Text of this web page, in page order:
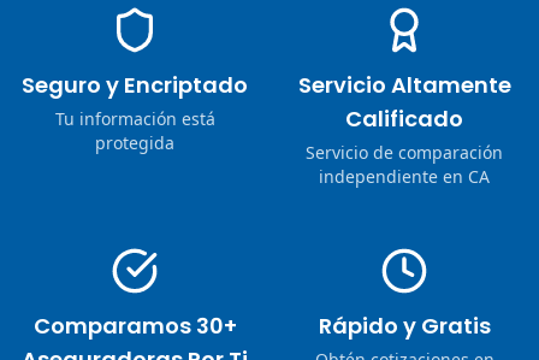
Seguro y Encriptado
Tu información está
protegida
Servicio Altamente
Calificado
Servicio de comparación
independiente en CA
Comparamos 30+
Rápido y Gratis